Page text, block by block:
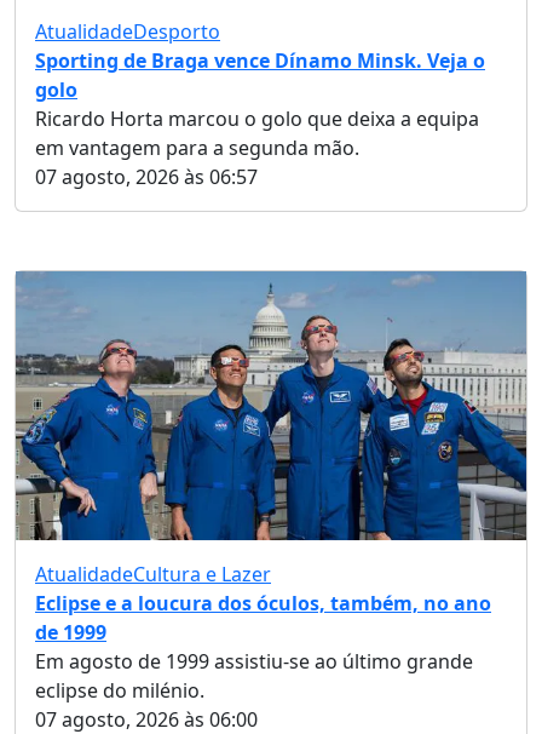
AtualidadeDesporto
Sporting de Braga vence Dínamo Minsk. Veja o
golo
Ricardo Horta marcou o golo que deixa a equipa
em vantagem para a segunda mão.
07 agosto, 2026 às 06:57
AtualidadeCultura e Lazer
Eclipse e a loucura dos óculos, também, no ano
de 1999
Em agosto de 1999 assistiu-se ao último grande
eclipse do milénio.
07 agosto, 2026 às 06:00